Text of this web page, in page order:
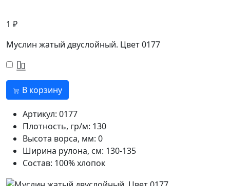
1 ₽
Муслин жатый двуслойный. Цвет 0177
В корзину
Артикул: 0177
Плотность, гр/м: 130
Высота ворса, мм: 0
Ширина рулона, см: 130-135
Состав: 100% хлопок